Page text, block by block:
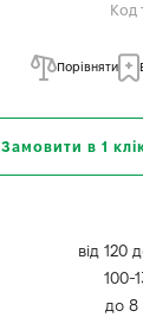
Код
Порівняти
Замовити в 1
від 120
100-
до 8